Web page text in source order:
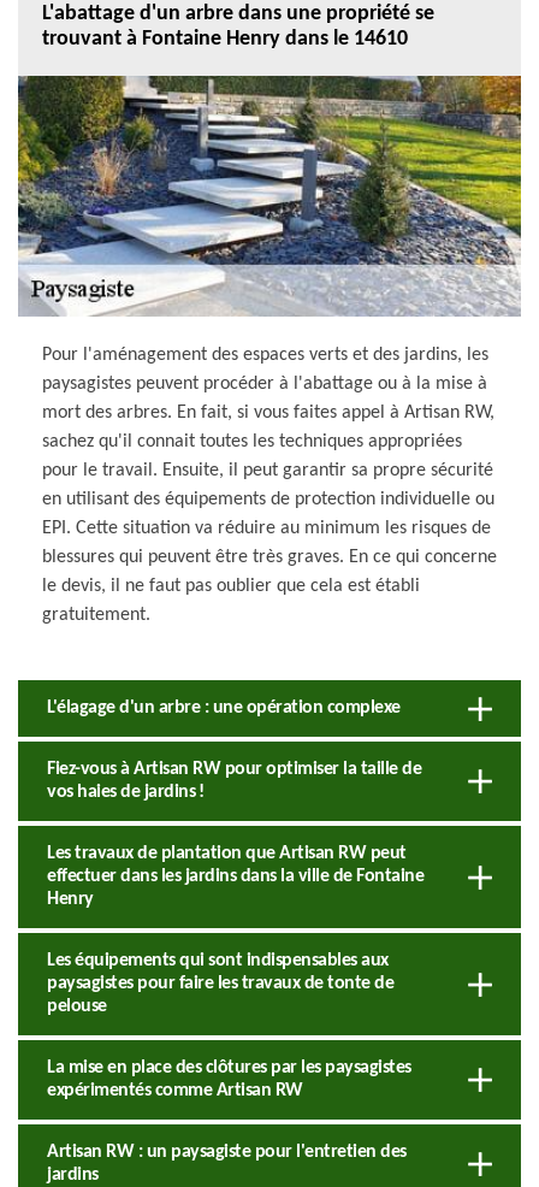
L'abattage d'un arbre dans une propriété se
trouvant à Fontaine Henry dans le 14610
Pour l'aménagement des espaces verts et des jardins, les
paysagistes peuvent procéder à l'abattage ou à la mise à
mort des arbres. En fait, si vous faites appel à Artisan RW,
sachez qu'il connait toutes les techniques appropriées
pour le travail. Ensuite, il peut garantir sa propre sécurité
en utilisant des équipements de protection individuelle ou
EPI. Cette situation va réduire au minimum les risques de
blessures qui peuvent être très graves. En ce qui concerne
le devis, il ne faut pas oublier que cela est établi
gratuitement.
L'élagage d'un arbre : une opération complexe
Fiez-vous à Artisan RW pour optimiser la taille de
vos haies de jardins !
Les travaux de plantation que Artisan RW peut
effectuer dans les jardins dans la ville de Fontaine
Henry
Les équipements qui sont indispensables aux
paysagistes pour faire les travaux de tonte de
pelouse
La mise en place des clôtures par les paysagistes
expérimentés comme Artisan RW
Artisan RW : un paysagiste pour l'entretien des
jardins